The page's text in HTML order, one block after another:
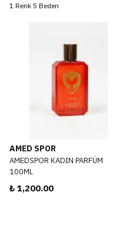
1 Renk 5 Beden
AMED SPOR
AMEDSPOR KADIN PARFÜM
100ML
₺ 1,200.00